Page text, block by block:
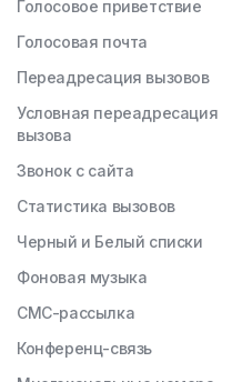
Голосовое приветствие
Голосовая почта
Переадресация вызовов
Условная переадресация
вызова
Звонок с сайта
Статистика вызовов
Черный и Белый списки
Фоновая музыка
СМС-рассылка
Конференц-связь